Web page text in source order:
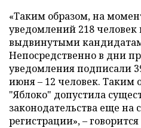
«Таким образом, на
уведомлений 218 человек
выдвинутыми
Непосредственно в дни
уведомления подписали
июня – 12 человек. Таким
"Яблоко" допустила
законодательства еще
регистрации», –